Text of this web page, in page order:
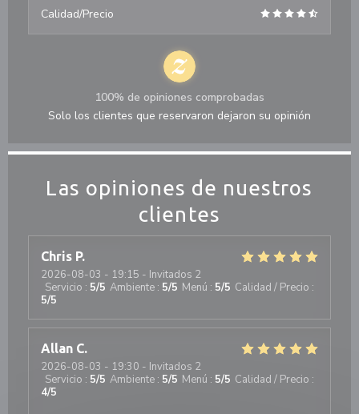
Las opiniones de nuestros
clientes
Chris P
2026-08-03 - 19:15 - Invitados 2
Servicio : 5/5 Ambiente : 5/5 Menú : 5/5 Calidad / Precio :
5/5
Allan C
2026-08-03 - 19:30 - Invitados 2
Servicio : 5/5 Ambiente : 5/5 Menú : 5/5 Calidad / Precio :
4/5
Calidad/Precio
100% de opiniones comprobadas
Solo los clientes que reservaron dejaron su opinión